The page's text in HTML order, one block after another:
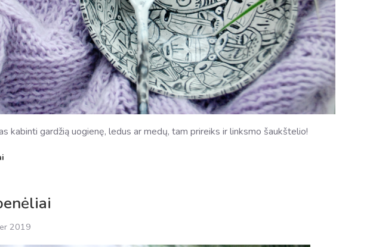
kabinti gardžią uogienę, ledus ar medų, tam prireiks ir linksmo šaukštelio!
2019